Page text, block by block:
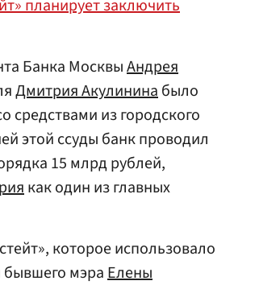
планирует заключить
Банка МосквыАндрея
Дмитрия Акулининабыло
средствами из городского
этой ссуды банк проводил
15 млрд рублей,
как один из главных
которое использовало
бывшего мэраЕлены